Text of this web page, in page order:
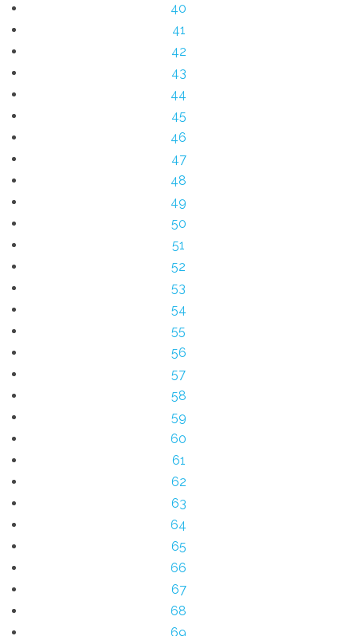
40
41
42
43
44
45
46
47
48
49
50
51
52
53
54
55
56
57
58
59
60
61
62
63
64
65
66
67
68
69